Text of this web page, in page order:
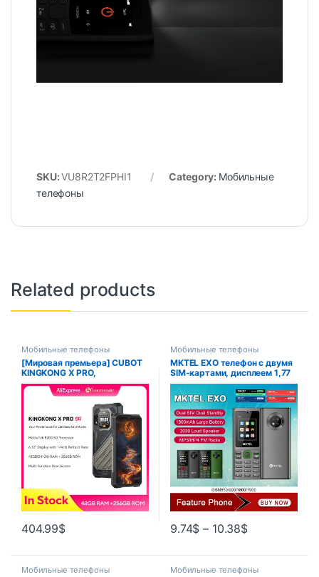
SKU:VU8R2T2FPHI1 Category: Мобильные
телефоны
Related products
Мобильные телефоны
[Мировая премьера] CUBOT
KINGKONG X PRO,
защищенный смартфон 5G,
Dimensity 8200, 4 нм, 3,1 ГГц,
144 Гц, экран 6,72 дюйма,
аккумулятор 10200 мАч, 24
ГБ ОЗУ (12+12 ГБ
расширенная), 256 ГБ ПЗУ,
камера 100 МП, 5G телефон
404.99$
Мобильные телефоны
MKTEL EXO телефон с двумя
SIM-картами, дисплеем 1,77
дюйма
9.74$ – 10.38$
Мобильные телефоны Мобильные телефоны